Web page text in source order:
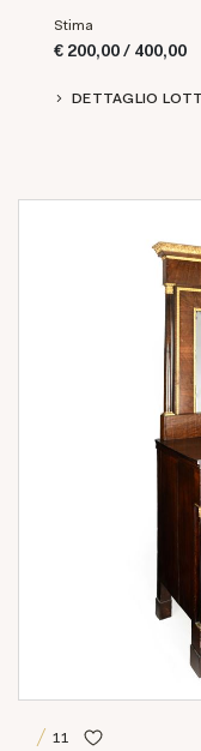
Stima
€ 200,00 / 400,00
DETTAGLIO
11